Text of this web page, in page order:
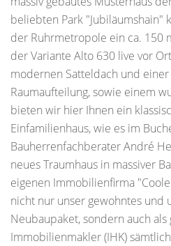
beliebten Park "Jubiläumshain"
der Ruhrmetropole ein ca. 150
der Variante Alto 630 live vor
modernen Satteldach und einer
Raumaufteilung, sowie einem
bieten wir hier Ihnen ein
Einfamilienhaus, wie es im
Bauherrenfachberater André
neues Traumhaus in massiver
eigenen Immobilienfirma
nicht nur unser gewohntes und
Neubaupaket, sondern auch
Immobilienmakler (IHK)